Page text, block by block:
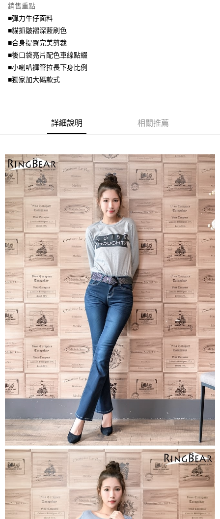
【注意事項】
1.本服務係由「台灣大哥大股份有限公司」（以下簡稱本公司）所提供，讓
用戶於交易時，得透過本服務購買商品或服務，並由商店將買賣／分期付款
買賣價金債權讓與本公司後，依約使用本公司帳單繳交帳款。
資料（包含姓名、電話或地址）提供予台灣大哥大進項蒐集、處理及利用，
由本公司與您本人進行分期帳單所需資料之確認、核對及更正。
3.完整用戶服務條款，請詳閱以下連結：
３．收到繳費通知簡訊後14天內，點擊此簡訊中的連結，可透過四大超商／
ATM／網路銀行／等多元方式進行付款，方視為交易完成。
※ 請注意：結帳手續完成當下不需立刻繳費，但若您需要取消訂單，請聯絡
購買商品的店家。未經商家同意取消之訂單仍視為有效，需透過AFTEE先享
後付繳納相關費用。
※ 交易是否成功請以「AFTEE先享後付 」之結帳頁面顯示為準，若有關於
是否繳費成功／繳費後需取消欲退款等相關疑問，請聯繫「AFTEE先享後付
客戶支援中心」https://netprotections.freshdesk.com/support/home
２．關於個人資料處理事宜，請瀏覽以下網址：
https://aftee.tw/terms/#terms3
任。
４．使用「AFTEE先享後付」時，將依據個別帳號之用戶狀況，依本公司即
時審查核予不同之上限額度；若仍有額度不足之情形，本公司將視審查結果
請求用戶進行身份認證。
５．嚴禁一人註冊多個帳號或使用他人資訊註冊。若發現惡意使用之情形，
恩沛科技股份有限公司將有權停止該用戶之使用額度並採取法律行動。
每筆NT$70，滿NT$699(含以上)免運費
7-11取貨付款
每筆NT$70，滿NT$799(含以上)免運費
付款後7-11取貨
每筆NT$70，滿NT$699(含以上)免運費
宅配
銷售重點
■彈力牛仔面料
■貓抓皺褶深藍刷色
■合身提臀完美剪裁
■後口袋亮片配色車線點綴
■小喇叭褲管拉長下身比例
■獨家加大碼款式
詳細說明 相關推薦